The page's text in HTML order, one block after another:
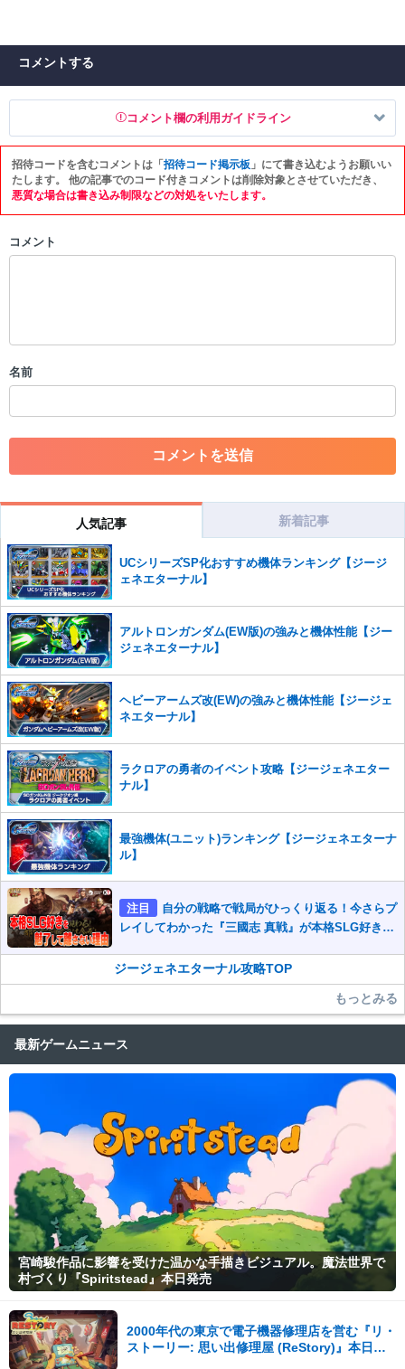
コメントする
コメント欄の利用ガイドライン
以下の書き込みを禁止とし、場合によってはコメント削除や書き込み制
限を行う可能性がございます。 あらかじめご了承ください。
・スパムなど、記事内容と関係のない投稿
・誰かになりすます行為
・その他、管理者が不適切と判断した投稿
コメントの削除を申請する ※投稿内容を確認後、順次対応さ
※一度削除したコメントは復元ができませんのでご注意くだ
また、過度な利用規約の違反や、弊社に損害の及ぶ内容の書き込みがあ
った場合は、法的措置をとらせていただく場合もございますので、あら
かじめご理解くださいませ。
招待コードを含むコメントは「招待コード掲示板 」にて書き込むようお願いい
たします。 他の記事でのコード付きコメントは削除対象とさせていただき、
悪質な場合は書き込み制限などの対処をいたします。
コメント
名前
人気記事 新着記事
UCシリーズSP化おすすめ機体ランキング【ジージ
ェネエターナル】
アルトロンガンダム(EW版)の強みと機体性能【ジー
ジェネエターナル】
ヘビーアームズ改(EW)の強みと機体性能【ジージェ
ネエターナル】
ラクロアの勇者のイベント攻略【ジージェネエター
ナル】
最強機体(ユニット)ランキング【ジージェネエターナ
ル】
注目
自分の戦略で戦局がひっくり返る！今さらプ
レイしてわかった『三國志 真戦』が本格SLG好きを
ジージェネエターナル攻略TOP
もっとみる
最新ゲームニュース
宮崎駿作品に影響を受けた温かな手描きビジュアル。魔法世界で
村づくり『Spiritstead』本日発売
2000年代の東京で電子機器修理店を営む『リ・
ストーリー: 思い出修理屋 (ReStory)』本日